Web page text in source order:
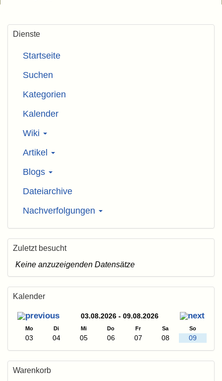
Dienste
Startseite
Suchen
Kategorien
Kalender
Wiki
Artikel
Blogs
Dateiarchive
Nachverfolgungen
Zuletzt besucht
Keine anzuzeigenden Datensätze
Kalender
03.08.2026 - 09.08.2026
Mo Di Mi Do Fr Sa So
03 04 05 06 07 08 09
Warenkorb